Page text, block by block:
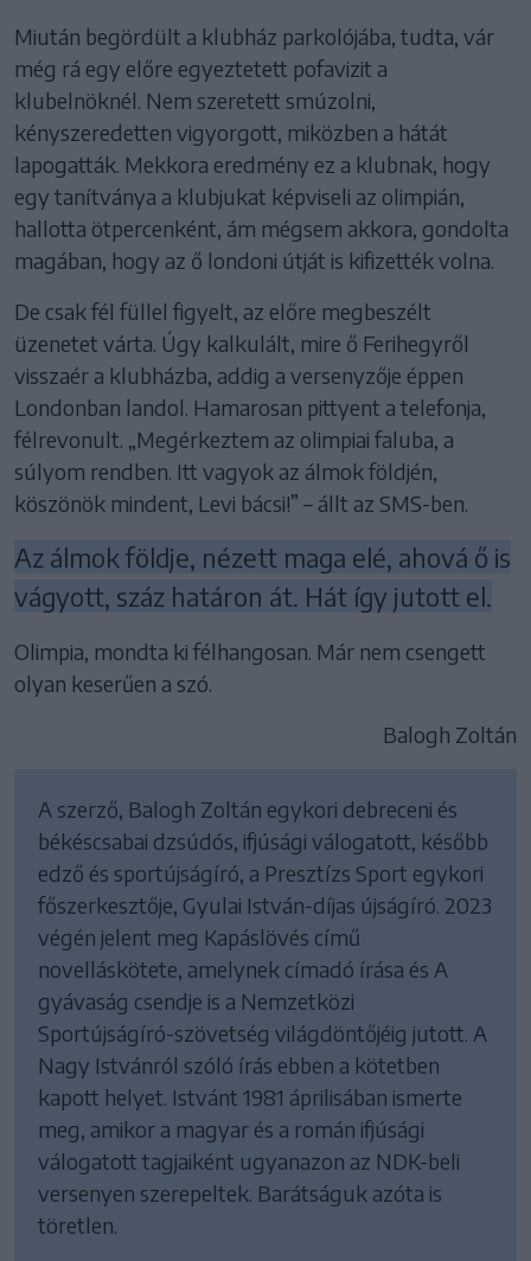
Miután begördült a klubház parkolójába, tudta, vár
még rá egy előre egyeztetett pofavizit a
klubelnöknél. Nem szeretett smúzolni,
kényszeredetten vigyorgott, miközben a hátát
lapogatták. Mekkora eredmény ez a klubnak, hogy
egy tanítványa a klubjukat képviseli az olimpián,
hallotta ötpercenként, ám mégsem akkora, gondolta
magában, hogy az ő londoni útját is kifizették volna.
De csak fél füllel figyelt, az előre megbeszélt
üzenetet várta. Úgy kalkulált, mire ő Ferihegyről
visszaér a klubházba, addig a versenyzője éppen
Londonban landol. Hamarosan pittyent a telefonja,
félrevonult. „Megérkeztem az olimpiai faluba, a
súlyom rendben. Itt vagyok az álmok földjén,
köszönök mindent, Levi bácsi!” – állt az SMS-ben.
Az álmok földje, nézett maga elé, ahová ő is
vágyott, száz határon át. Hát így jutott el.
Olimpia, mondta ki félhangosan. Már nem csengett
olyan keserűen a szó.
Balogh Zoltán
A szerző, Balogh Zoltán egykori debreceni és
békéscsabai dzsúdós, ifjúsági válogatott, később
edző és sportújságíró, a Presztízs Sport egykori
főszerkesztője, Gyulai István-díjas újságíró. 2023
végén jelent meg Kapáslövés című
novelláskötete, amelynek címadó írása és A
gyávaság csendje is a Nemzetközi
Sportújságíró-szövetség világdöntőjéig jutott. A
Nagy Istvánról szóló írás ebben a kötetben
kapott helyet. Istvánt 1981 áprilisában ismerte
meg, amikor a magyar és a román ifjúsági
válogatott tagjaiként ugyanazon az NDK-beli
versenyen szerepeltek. Barátságuk azóta is
töretlen.